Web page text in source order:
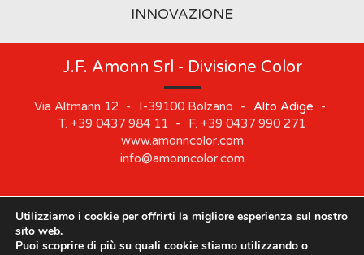
INNOVAZIONE
J.F. Amonn Srl - Divisione Color
Via Altmann 12 - I-39100 Bolzano - Alto Adige
-
T. +39 0437 984 11 - F. +39 0437 990 271
www.amonncolor.com
info@amonncolor.com
©2019J.F. AMONN Srl . Part. IVA 01373880218 . Impressum .
Cookie
Le nostre sedi rimarranno chiuse dal 10 agosto al 21
Utilizziamo i cookie per offrirti la migliore esperienza sul nostro
sito web.
Puoi scoprire di più su quali cookie stiamo utilizzando o